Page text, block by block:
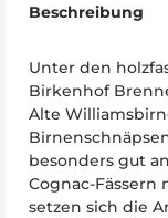
Beschreibung
Unter den
Birkenhof
Alte
besonders gut
Cognac-Fässern
setzen sich die